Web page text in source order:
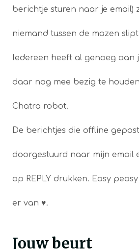
berichtje sturen naar je email)
niemand tussen de mazen
Iedereen heeft al genoeg aan
daar nog mee bezig te
Chatra robot.
De berichtjes die offline
doorgestuurd naar mijn email
op REPLY drukken. Easy
er van ♥.
Jouw beurt